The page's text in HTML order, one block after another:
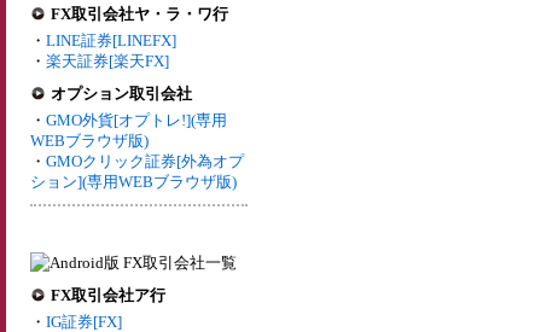
FX取引会社ヤ・ラ・ワ行
・ LINE証券[LINEFX]
・ 楽天証券[楽天FX]
オプション取引会社
・ GMO外貨[オプトレ!](専用
WEBブラウザ版)
・ GMOクリック証券[外為オプ
ション](専用WEBブラウザ版)
FX取引会社ア行
・ IG証券[FX]